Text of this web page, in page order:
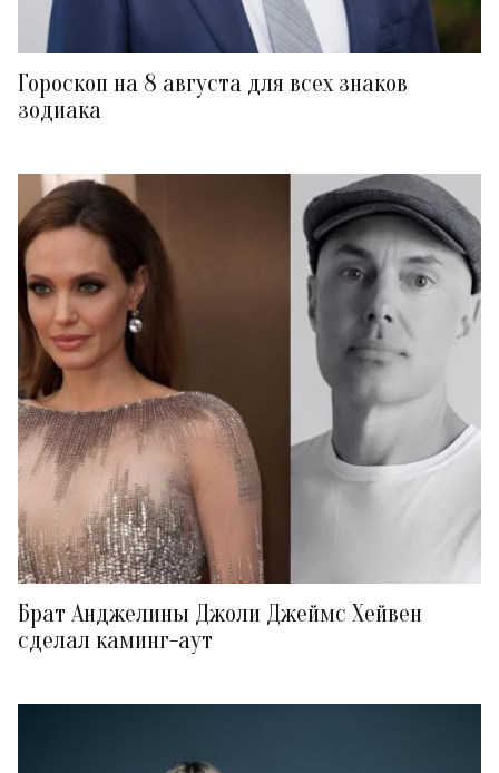
Гороскоп на 8 августа для всех знаков
зодиака
Брат Анджелины Джоли Джеймс Хейвен
сделал каминг-аут